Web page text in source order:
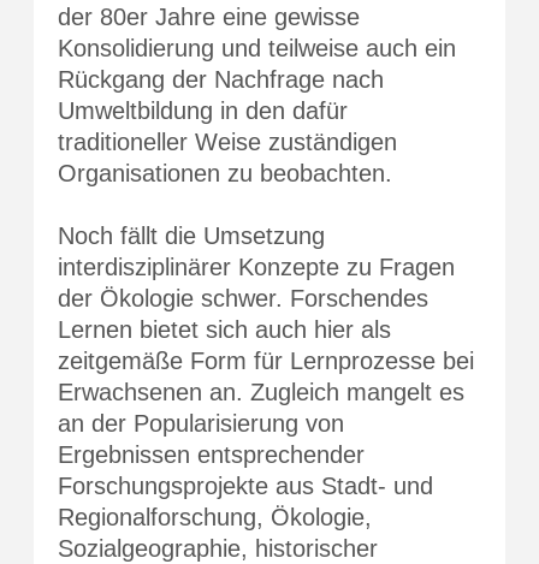
der 80er Jahre eine gewisse
Konsolidierung und teilweise auch ein
Rückgang der Nachfrage nach
Umweltbildung in den dafür
traditioneller Weise zuständigen
Organisationen zu beobachten.
Noch fällt die Umsetzung
interdisziplinärer Konzepte zu Fragen
der Ökologie schwer. Forschendes
Lernen bietet sich auch hier als
zeitgemäße Form für Lernprozesse bei
Erwachsenen an. Zugleich mangelt es
an der Popularisierung von
Ergebnissen entsprechender
Forschungsprojekte aus Stadt- und
Regionalforschung, Ökologie,
Sozialgeographie, historischer